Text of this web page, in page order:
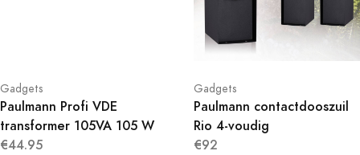
Gadgets
Paulmann Profi VDE
transformer 105VA 105 W
€44.95
Gadgets
Paulmann contactdooszuil
Rio 4-voudig
€92